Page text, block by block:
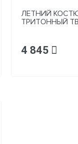
ЛЕТНИЙ
ТРИТОННЫЙ
4 845